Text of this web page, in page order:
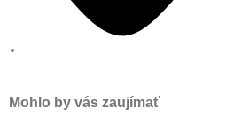
Mohlo by vás zaujímať